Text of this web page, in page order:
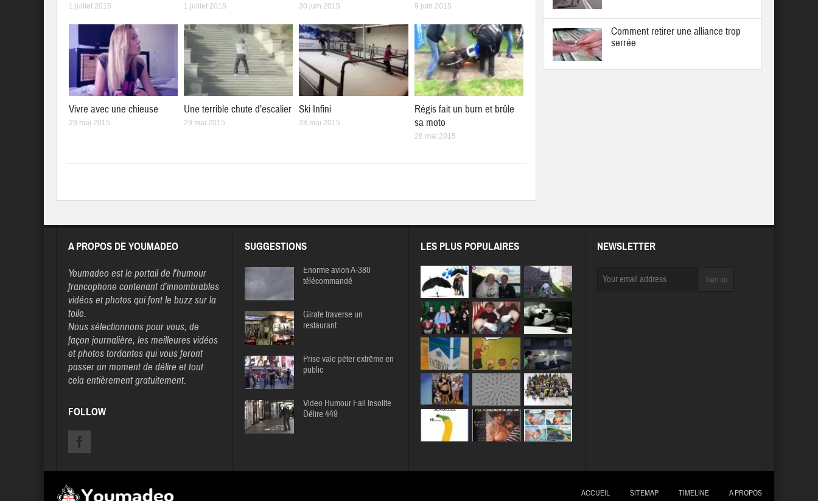
1 juillet 2015 1 juillet 2015 30 juin 2015 9 juin 2015
Vivre avec une chieuse
29 mai 2015
Une terrible chute d’escalier
29 mai 2015
Ski Infini
28 mai 2015
Régis fait un burn et brûle
sa moto
28 mai 2015
Comment retirer une alliance trop
serrée
A PROPOS DE YOUMADEO
Youmadeo est le portail de l’humour
francophone contenant d’innombrables
vidéos et photos qui font le buzz sur la
toile.
Nous sélectionnons pour vous, de
façon journalière, les meilleures vidéos
et photos tordantes qui vous feront
passer un moment de délire et tout
cela entièrement gratuitement.
FOLLOW
SUGGESTIONS
Enorme avion A-380
télécommandé
Girafe traverse un
restaurant
Prise vale péter extrême en
public
Video Humour Fail Insolite
Délire 449
LES PLUS POPULAIRES NEWSLETTER
ACCUEIL SITEMAP TIMELINE A PROPOS